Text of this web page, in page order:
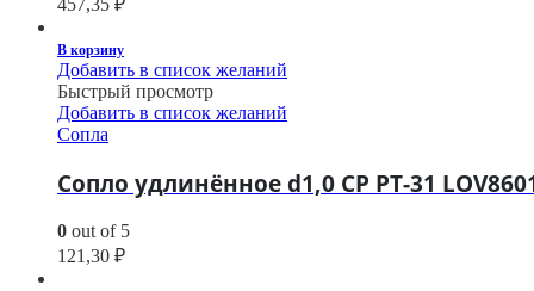
457,35 ₽
В корзину
Добавить в список желаний
Быстрый просмотр
Добавить в список желаний
Сопла
Сопло удлинённое d1,0 CP PT-31
0 out of 5
121,30 ₽